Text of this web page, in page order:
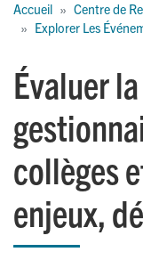
Accueil
Centre de
Explorer Les
Évaluer
collèges
enjeux,